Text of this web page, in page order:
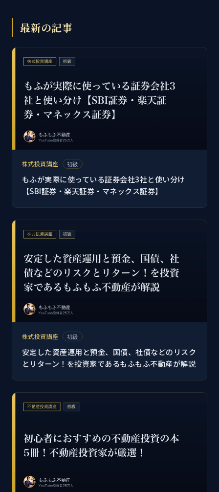
最新の記事
株式投資講座 初級
もふが実際に使っている証券会社3社と使い分け
【SBI証券・楽天証券・マネックス証券】
株式投資講座 初級
安定した資産運用と預金、国債、社債などのリスク
とリターン！を投資家であるもふもふ不動産が解説